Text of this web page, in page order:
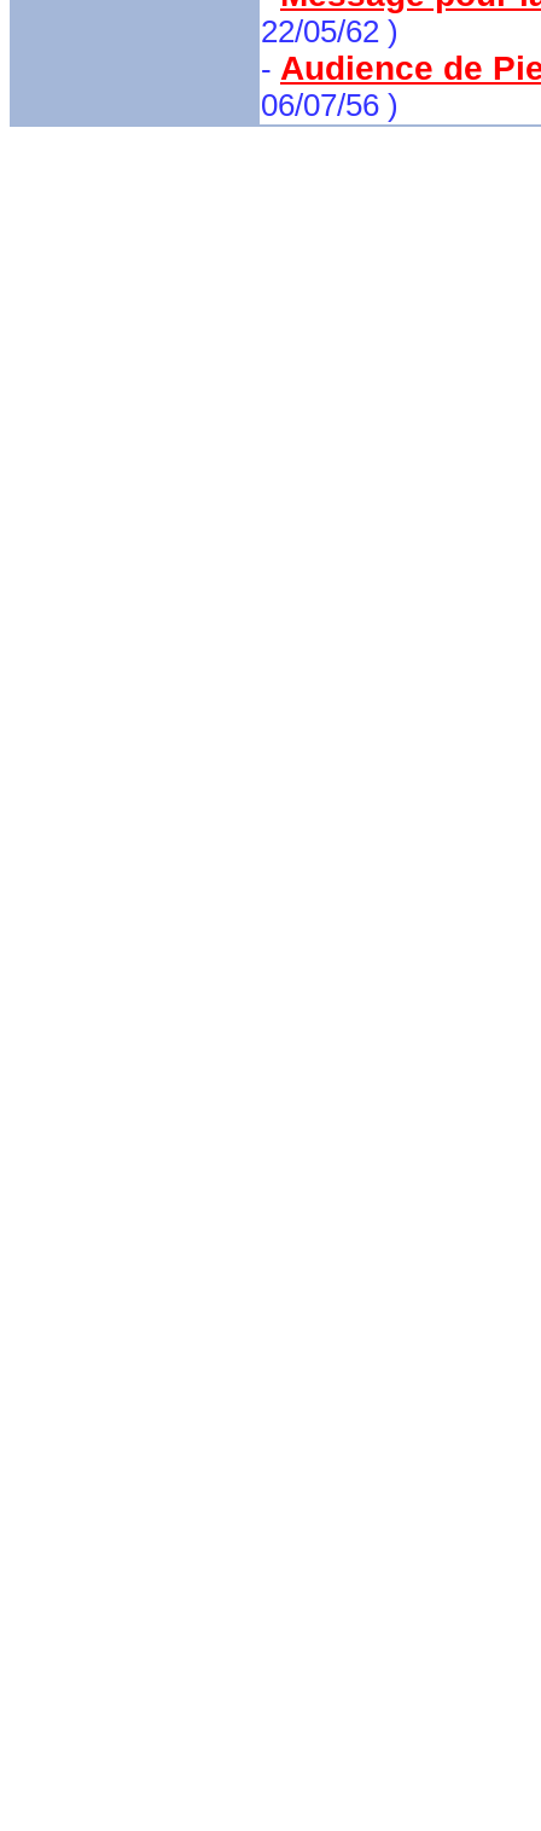
22/05/62 )
- Audience de
06/07/56 )